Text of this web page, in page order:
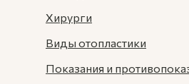
Виды отопластики
Показания и
Хирурги